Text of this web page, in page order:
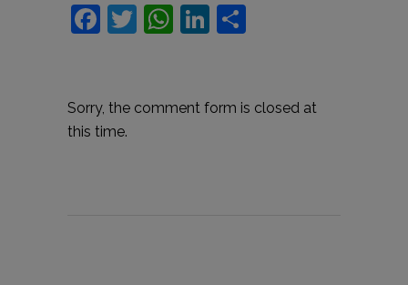
Facebook
Twitter
WhatsApp
LinkedIn
Sorry, the comment form is closed at
this time.